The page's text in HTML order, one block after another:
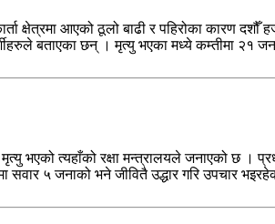
क्षेत्रमा आएको ठूलो बाढी र पहिरोका कारण दशौँ
बताएका छन् । मृत्यु भएका मध्ये कम्तीमा २१
भएको त्यहाँको रक्षा मन्त्रालयले जनाएको छ ।
५ जनाको भने जीवितै उद्धार गरि उपचार